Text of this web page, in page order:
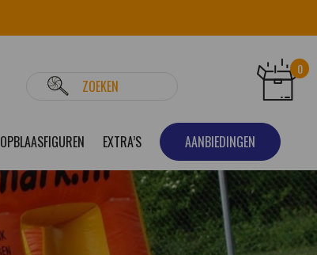
0
OPBLAASFIGUREN EXTRA’S AANBIEDINGEN